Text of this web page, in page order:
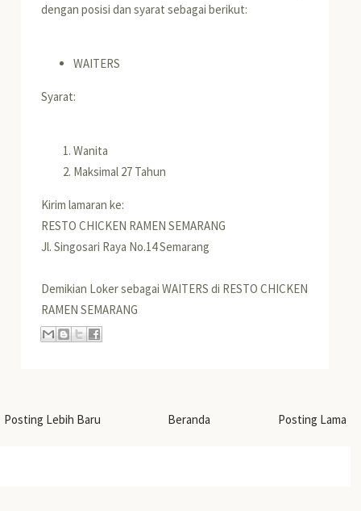
dengan posisi dan syarat sebagai berikut:
WAITERS
Syarat:
Wanita
Maksimal 27 Tahun
Kirim lamaran ke:
RESTO CHICKEN RAMEN SEMARANG
Jl. Singosari Raya No.14 Semarang
Demikian Loker sebagai WAITERS di RESTO CHICKEN
RAMEN SEMARANG
Posting Lebih Baru Posting Lama
Beranda